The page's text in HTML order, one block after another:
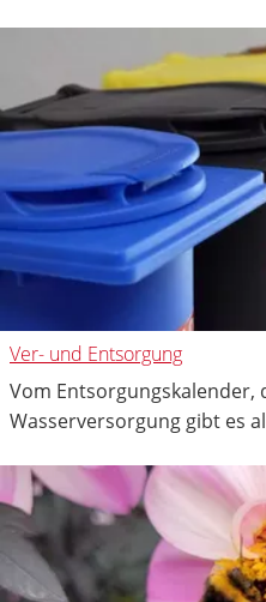
Ver- und Entsorgung
Vom
Wasserversorgung gibt es